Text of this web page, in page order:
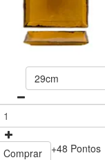
29cm
Comprar +48 Pontos